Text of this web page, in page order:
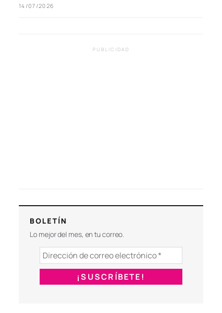
14/07/2026
PUBLICIDAD
BOLETÍN
Lo mejor del mes, en tu correo.